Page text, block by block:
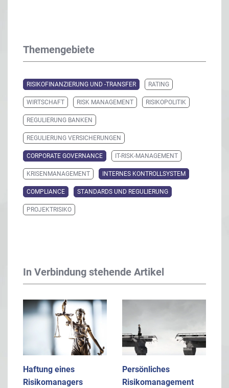
Themengebiete
RISIKOFINANZIERUNG UND -TRANSFER RATING
WIRTSCHAFT RISK MANAGEMENT RISIKOPOLITIK
REGULIERUNG BANKEN
REGULIERUNG VERSICHERUNGEN
CORPORATE GOVERNANCE IT-RISK-MANAGEMENT
KRISENMANAGEMENT INTERNES KONTROLLSYSTEM
COMPLIANCE STANDARDS UND REGULIERUNG
PROJEKTRISIKO
In Verbindung stehende Artikel
Haftung eines
Risikomanagers
Persönliches
Risikomanagement